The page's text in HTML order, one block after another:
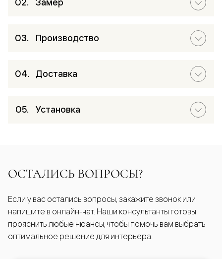
Замер
Производство
Доставка
Установка
ОСТАЛИСЬ ВОПРОСЫ?
Если у вас остались вопросы, закажите звонок или
напишите в онлайн-чат. Наши консультанты готовы
прояснить любые нюансы, чтобы помочь вам выбрать
оптимальное решение для интерьера.